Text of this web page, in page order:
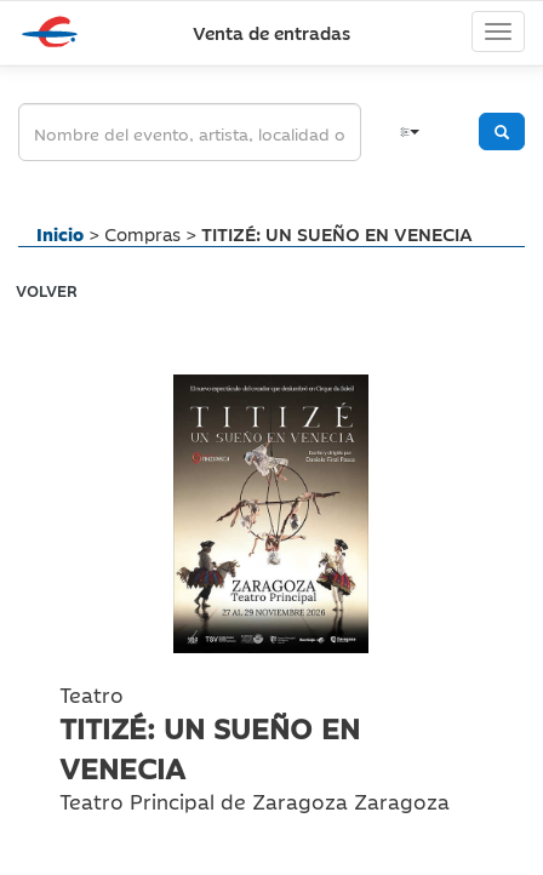
Venta de entradas
Inicio > Compras >TITIZÉ: UN SUEÑO EN VENECIA
VOLVER